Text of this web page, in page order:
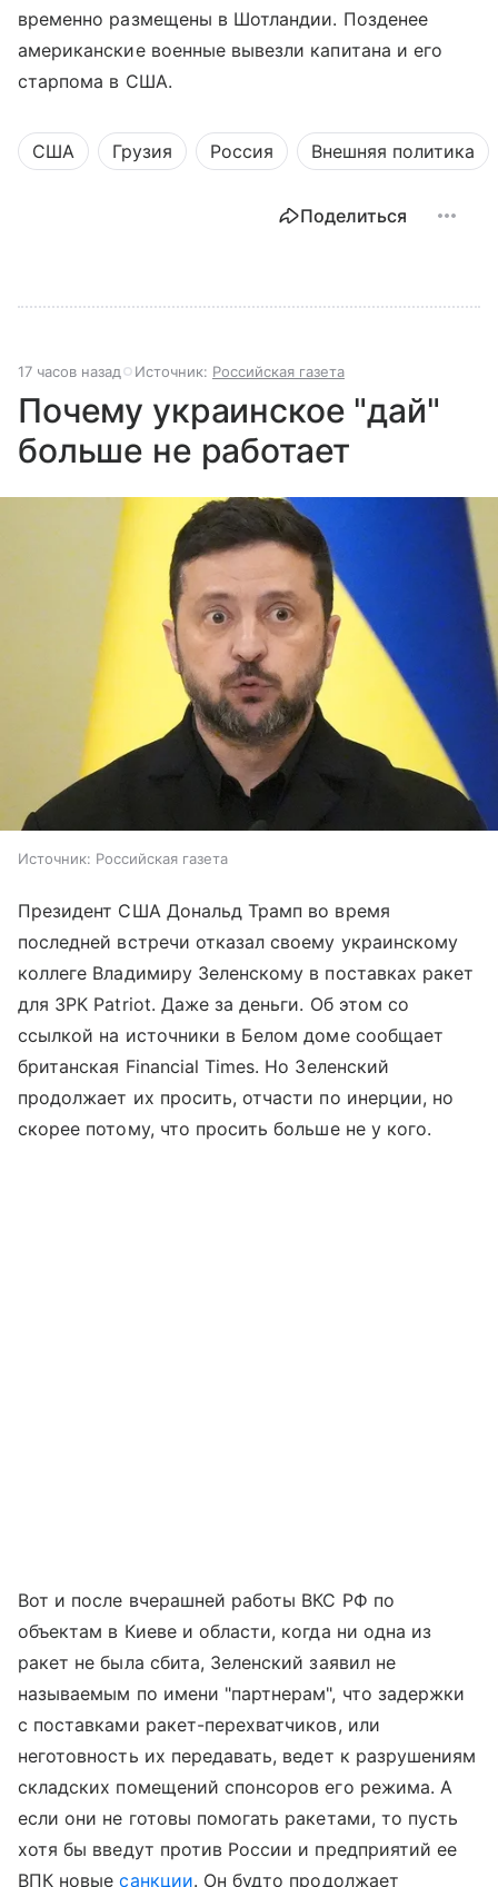
временно размещены в Шотландии. Позденее
американские военные вывезли капитана и его
старпома в США.
США Грузия Россия Внешняя политика
Поделиться
17 часов назад Источник: Российская газета
Почему украинское "дай"
больше не работает
Источник: Российская газета
Президент США Дональд Трамп во время
последней встречи отказал своему украинскому
коллеге Владимиру Зеленскому в поставках ракет
для ЗРК Patriot. Даже за деньги. Об этом со
ссылкой на источники в Белом доме сообщает
британская Financial Times. Но Зеленский
продолжает их просить, отчасти по инерции, но
скорее потому, что просить больше не у кого.
Вот и после вчерашней работы ВКС РФ по
объектам в Киеве и области, когда ни одна из
ракет не была сбита, Зеленский заявил не
называемым по имени "партнерам", что задержки
с поставками ракет-перехватчиков, или
неготовность их передавать, ведет к разрушениям
складских помещений спонсоров его режима. А
если они не готовы помогать ракетами, то пусть
хотя бы введут против России и предприятий ее
ВПК новыесанкции. Он будто продолжает